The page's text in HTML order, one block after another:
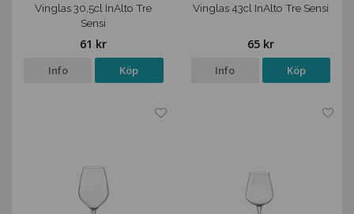
Vinglas 30,5cl InAlto Tre
Sensi
61 kr
Info Köp
Vinglas 43cl InAlto Tre Sensi
65 kr
Info Köp